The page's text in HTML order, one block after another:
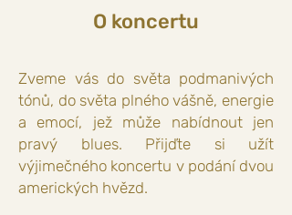
O koncertu
Zveme vás do světa podmanivých
tónů, do světa plného vášně, energie
a emocí, jež může nabídnout jen
pravý blues. Přijďte si užít
výjimečného koncertu v podání dvou
amerických hvězd.